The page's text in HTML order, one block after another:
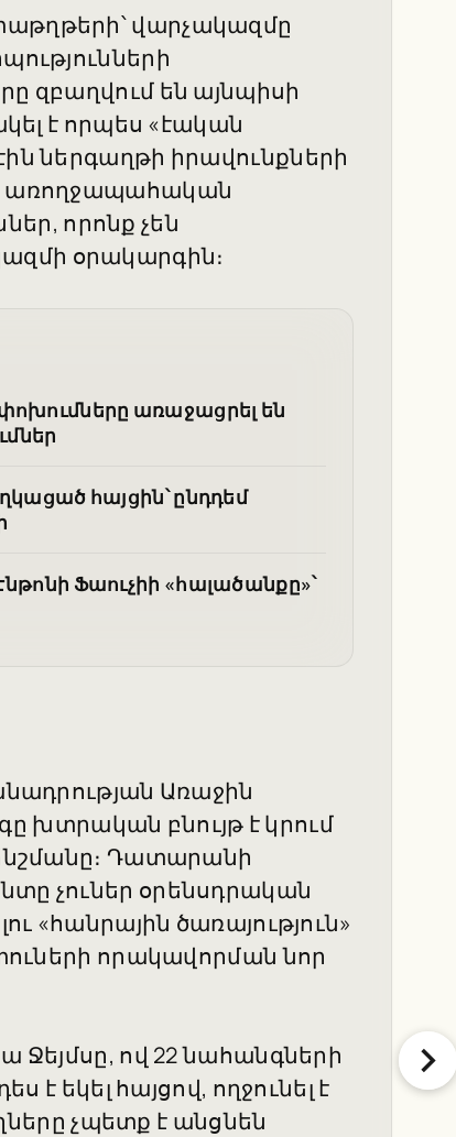
վարչակազմը
զբաղվում են այնպիսի
է որպես «էական
ներգաղթի իրավունքների
առողջապահական
որոնք չեն
օրակարգին։
առաջացրել են
հայցին՝ ընդդեմ
Ֆաուչիի «հալածանքը»՝
Առաջին
խտրական բնույթ է կրում
Դատարանի
չուներ օրենսդրական
«հանրային ծառայություն»
որակավորման նոր
ով 22 նահանգների
է եկել հայցով, ողջունել է
չպետք է անցնեն